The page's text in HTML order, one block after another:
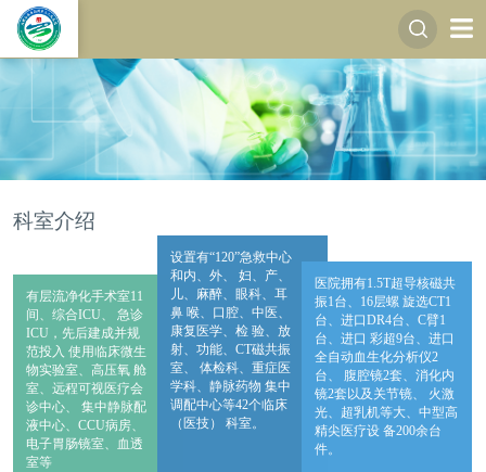
科室介绍
有层流净化手术室11
间、综合ICU、 急诊
ICU，先后建成并规
范投入 使用临床微生
物实验室、高压氧 舱
室、远程可视医疗会
诊中心、 集中静脉配
液中心、CCU病房、
电子胃肠镜室、血透
室等
设置有“120”急救中心
和内、外、 妇、产、
儿、麻醉、眼科、耳
鼻 喉、口腔、中医、
康复医学、检 验、放
射、功能、CT磁共振
室、 体检科、重症医
学科、静脉药物 集中
调配中心等42个临床
（医技） 科室。
医院拥有1.5T超导核磁共
振1台、16层螺 旋选CT1
台、进口DR4台、C臂1
台、进口 彩超9台、进口
全自动血生化分析仪2
台、 腹腔镜2套、消化内
镜2套以及关节镜、 火激
光、超乳机等大、中型高
精尖医疗设 备200余台
件。